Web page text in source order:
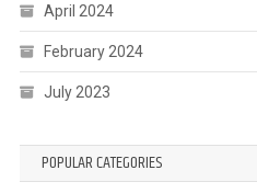
April 2024
February 2024
July 2023
POPULAR CATEGORIES